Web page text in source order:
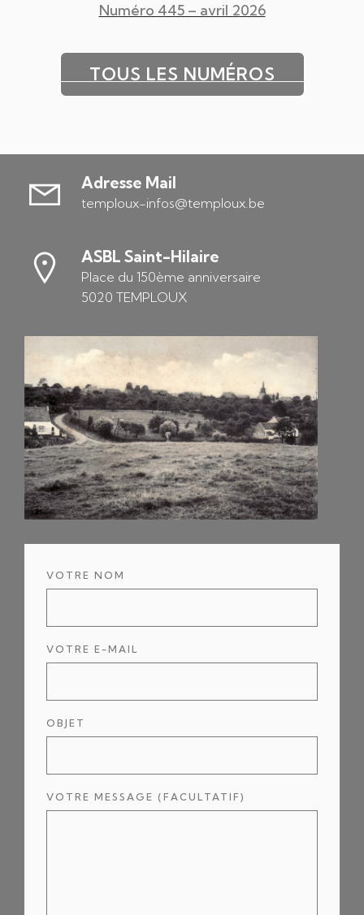
Numéro 445 – avril 2026
TOUS LES NUMÉROS
Adresse Mail
temploux-infos@temploux.be
ASBL Saint-Hilaire
Place du 150ème anniversaire
5020 TEMPLOUX
VOTRE NOM
VOTRE E-MAIL
OBJET
VOTRE MESSAGE (FACULTATIF)